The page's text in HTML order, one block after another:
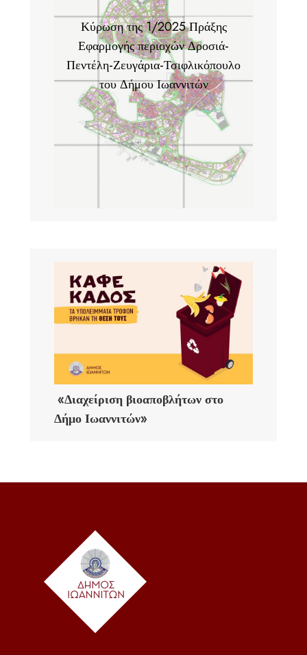
Κύρωση της 1/2025 Πράξης
Εφαρμογής περιοχών Δροσιά-
Πεντέλη-Ζευγάρια-Τσιφλικόπουλο
του Δήμου Ιωαννιτών
«Διαχείριση βιοαποβλήτων στο
Δήμο Ιωαννιτών»